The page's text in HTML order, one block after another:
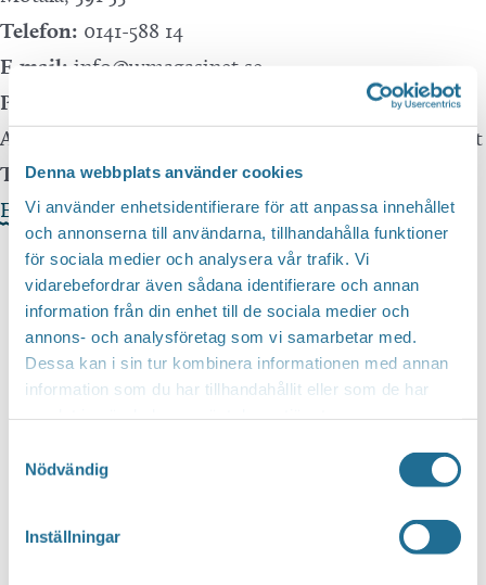
Denna webbplats använder cookies
Vi använder enhetsidentifierare för att anpassa innehållet
och annonserna till användarna, tillhandahålla funktioner
för sociala medier och analysera vår trafik. Vi
vidarebefordrar även sådana identifierare och annan
information från din enhet till de sociala medier och
annons- och analysföretag som vi samarbetar med.
Dessa kan i sin tur kombinera informationen med annan
information som du har tillhandahållit eller som de har
Nödvändig
Inställningar
Telefon: 0141-588 14
E-mail: info@wmagasinet.se
Pris:
Arrangör:
Restaurang Wetternmagasinet – Compact
Telefonnummer arrangör:0141-588 14
Evenemangets webbplats »